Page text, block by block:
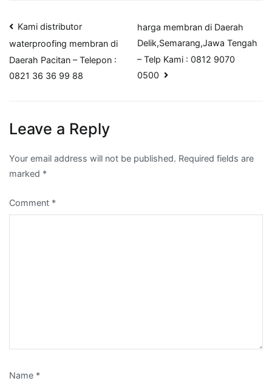
Post
navigation
Kami distributor
waterproofing membran di
Daerah Pacitan – Telepon :
0821 36 36 99 88
harga membran di Daerah
Delik,Semarang,Jawa Tengah
– Telp Kami : 0812 9070
0500
Leave a Reply
Your email address will not be published. Required fields are
marked *
Comment *
Name *